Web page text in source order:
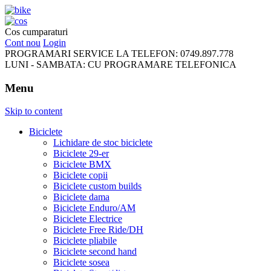
FreeRideBikes
Cos cumparaturi
Cont nou Login
PROGRAMARI SERVICE LA TELEFON: 0749.897.778
LUNI - SAMBATA: CU PROGRAMARE TELEFONICA
Menu
Skip to content
Biciclete
Lichidare de stoc biciclete
Biciclete 29-er
Biciclete BMX
Biciclete copii
Biciclete custom builds
Biciclete dama
Biciclete Enduro/AM
Biciclete Electrice
Biciclete Free Ride/DH
Biciclete pliabile
Biciclete second hand
Biciclete sosea